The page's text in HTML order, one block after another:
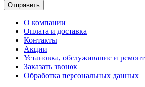
Отправить
О компании
Оплата и доставка
Контакты
Акции
Установка, обслуживание и ремонт
Заказать звонок
Обработка персональных данных